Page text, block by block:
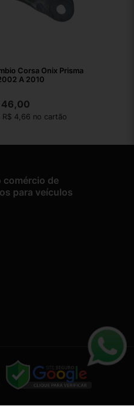
Corsa Onix Prisma
A 2010
R$ 4,66 no cartão
comércio de
para veículos